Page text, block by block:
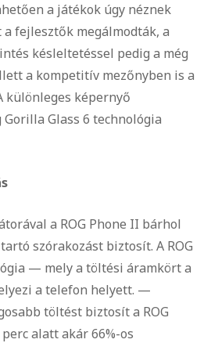
a játékok úgy néznek
a fejlesztők megálmodták, a
késleltetéssel pedig a még
a kompetitív mezőnyben is a
különleges képernyő
Glass 6 technológia
a ROG Phone II bárhol
szórakozást biztosít. A ROG
— mely a töltési áramkört a
a telefon helyett. —
töltést biztosít a ROG
alatt akár 66%-os